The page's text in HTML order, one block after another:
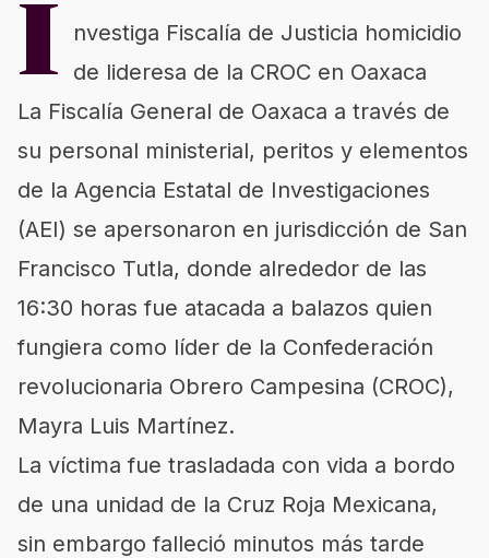
I
nvestiga Fiscalía de Justicia homicidio
de lideresa de la CROC en Oaxaca
La Fiscalía General de Oaxaca a través de
su personal ministerial, peritos y elementos
de la Agencia Estatal de Investigaciones
(AEI) se apersonaron en jurisdicción de San
Francisco Tutla, donde alrededor de las
16:30 horas fue atacada a balazos quien
fungiera como líder de la Confederación
revolucionaria Obrero Campesina (CROC),
Mayra Luis Martínez.
La víctima fue trasladada con vida a bordo
de una unidad de la Cruz Roja Mexicana,
sin embargo falleció minutos más tarde